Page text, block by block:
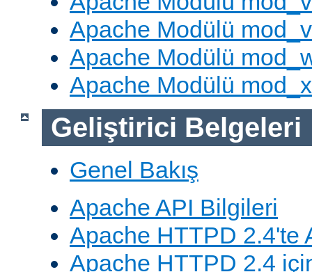
Apache Modülü
Apache Modülü
Apache Modülü
Geliştirici Belgeleri
Genel Bakış
Apache API Bilgileri
Apache HTTPD 2.4'te
Apache HTTPD 2.4